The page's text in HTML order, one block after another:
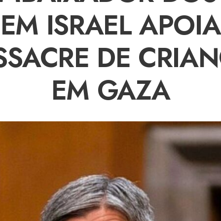
EM ISRAEL APOIA
DE
EM GAZA